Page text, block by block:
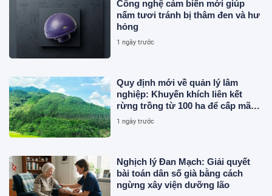
Công nghệ cảm biến mới giúp
nấm tươi tránh bị thâm đen và hư
hỏng
1 ngày trước
Quy định mới về quản lý lâm
nghiệp: Khuyến khích liên kết
rừng trồng từ 100 ha để cấp mã
số
1 ngày trước
Nghịch lý Đan Mạch: Giải quyết
bài toán dân số già bằng cách
ngừng xây viện dưỡng lão